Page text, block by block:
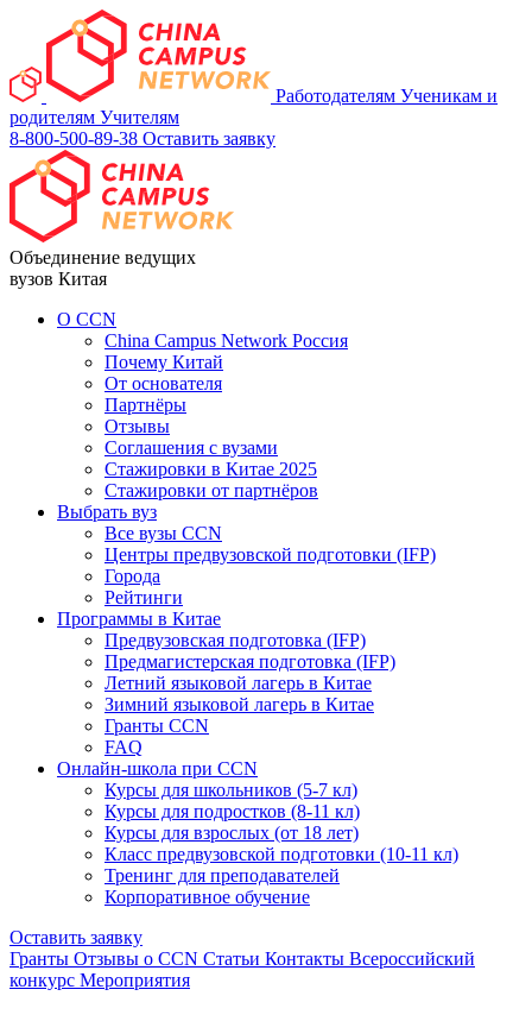
Работодателям Ученикам и
родителям Учителям
8-800-500-89-38 Оставить заявку
Объединение ведущих
вузов Китая
О ССN
China Campus Network Россия
Почему Китай
От основателя
Партнёры
Отзывы
Соглашения с вузами
Стажировки в Китае 2025
Стажировки от партнёров
Выбрать вуз
Все вузы CCN
Центры предвузовской подготовки (IFP)
Города
Рейтинги
Программы в Китае
Предвузовская подготовка (IFP)
Предмагистерская подготовка (IFP)
Летний языковой лагерь в Китае
Зимний языковой лагерь в Китае
Гранты CCN
FAQ
Онлайн-школа при CCN
Курсы для школьников (5-7 кл)
Курсы для подростков (8-11 кл)
Курсы для взрослых (от 18 лет)
Класс предвузовской подготовки (10-11 кл)
Тренинг для преподавателей
Корпоративное обучение
Оставить заявку
Гранты Отзывы о CCN Статьи Контакты Всероссийский
конкурс Мероприятия